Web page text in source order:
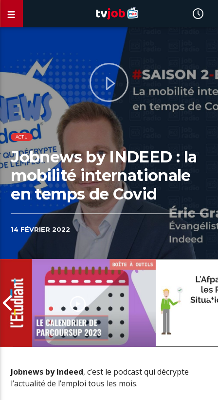
ACTU
Jobnews by INDEED : la
mobilité internationale
en temps de Covid
14 FÉVRIER 2022
Jobnews by Indeed, c’est le podcast qui décrypte
l’actualité de l’emploi tous les mois.